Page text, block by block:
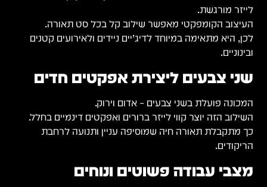
לייזר מורגשת.
העיצוב הקומפקטי מאפשר שילוב קל בכל סט תאורה.
לכן, היא מתאימה במיוחד לדיג’יים ניידים ולאירועים קטנים
ובינוניים.
שני צבעים ליצירת אפקטים חדים
המכונה פועלת בשני צבעים – אדום וירוק.
השילוב הזה יוצר קווי לייזר ברורים ואפקטים דינמיים בחלל.
כך מתקבלת תאורה חיה שמוסיפה עניין ותנועה לרחבת
הריקודים.
מצבי עבודה פשוטים ונוחים